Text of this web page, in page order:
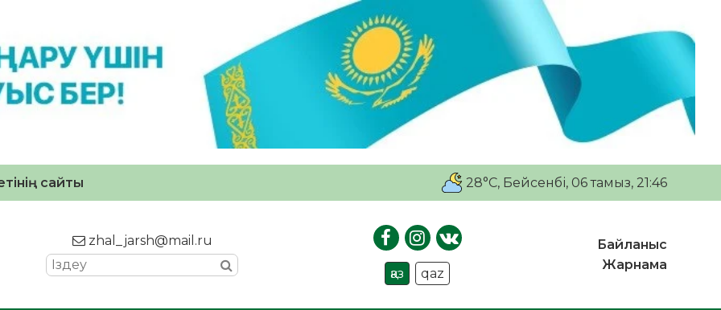
сайты 28°C, Бейсенбі, 06 тамыз, 21:46
zhal_jarsh@mail.ru
қаз qaz
Байланыс
Жарнама